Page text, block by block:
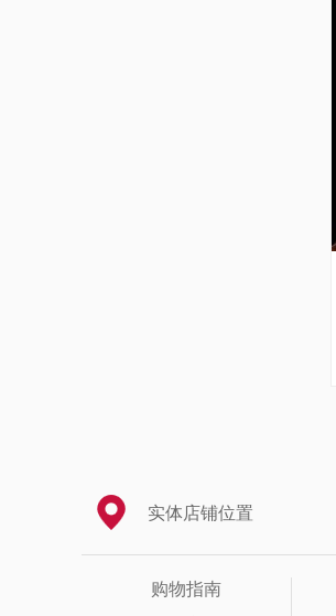
实体店铺位置
购物指南